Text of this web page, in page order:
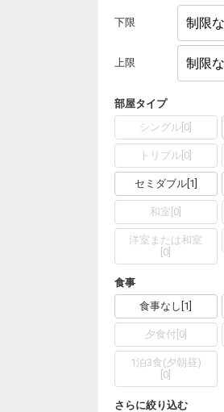
下限
上限
部屋タイプ
シングル 0
トリプル 0
セミダブル[ 1
和室 0
洋室または和室
0
食事
食事なし 1
夕食付 0]
1泊3食(夕朝昼)
0
さらに絞り込む